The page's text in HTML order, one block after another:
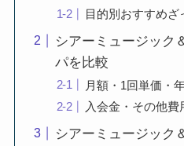
目的別おすすめざ
シアーミュージック
パを比較
月額・1回単価・
入会金・その他費
シアーミュージック